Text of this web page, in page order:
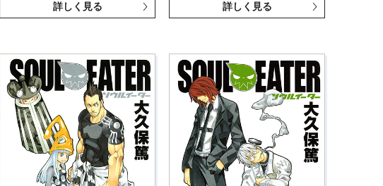
詳しく見る 詳しく見る